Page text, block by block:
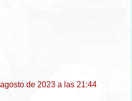
de 2023 a las 21:44